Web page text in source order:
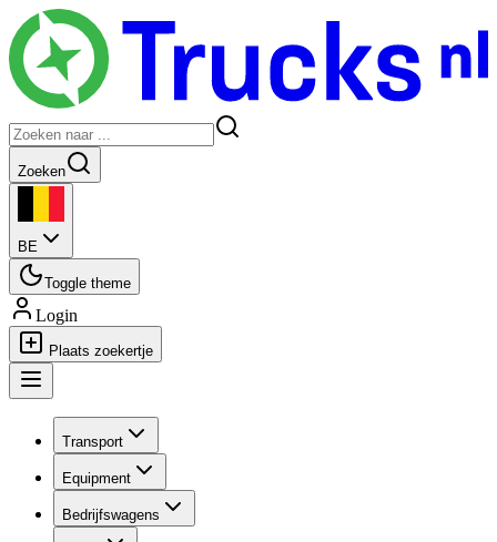
Zoeken
BE
Toggle theme
Login
Plaats zoekertje
Transport
Equipment
Bedrijfswagens